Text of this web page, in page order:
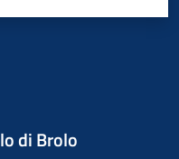
di Brolo